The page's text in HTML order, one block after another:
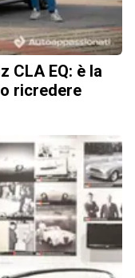
CLA EQ: è la
ricredere